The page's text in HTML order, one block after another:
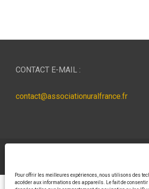
Pour offrir les meilleures expériences, nous utilisons des
accéder aux informations des appareils. Le fait de
CONTACT E-MAIL :
contact@associationuralfrance.fr